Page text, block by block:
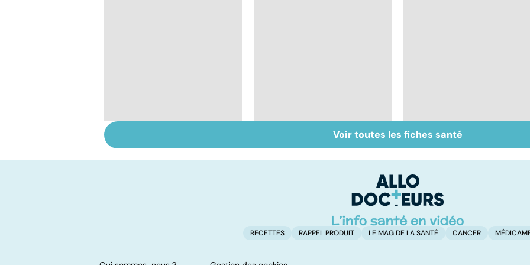
Leonetti à l'aide
Faire du sport à
domicile, c'est facile !
Don de gamètes : le
pour et le contre
Voir toutes les fiches santé
RECETTES RAPPEL PRODUIT LE MAG DE LA SANTÉ CANCER